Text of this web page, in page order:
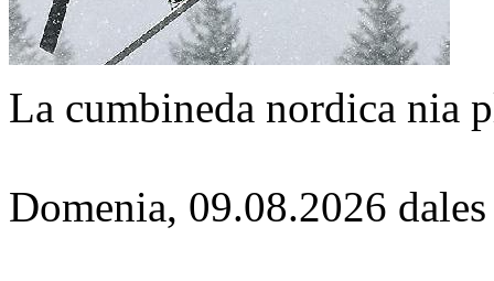
La cumbineda nordica nia
Domenia, 09.08.2026